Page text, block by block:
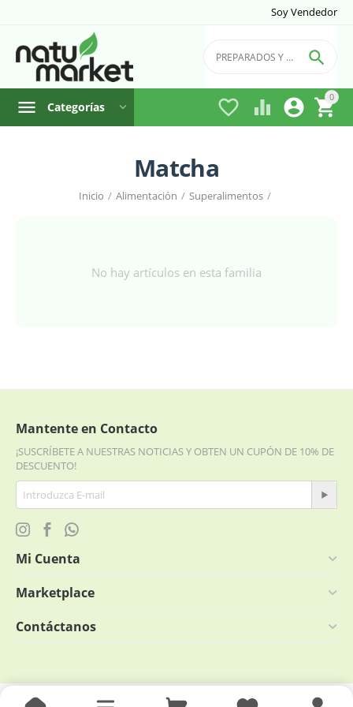
Soy Vendedor
0


 

Categorías
Matcha
Inicio / Alimentación / Superalimentos /
No hay artículos en esta familia
Mantente en Contacto
¡SUSCRÍBETE A NUESTRAS NOTICIAS Y OBTEN UN CUPÓN DE 10% DE
DESCUENTO!
Mi Cuenta
Marketplace
Contáctanos